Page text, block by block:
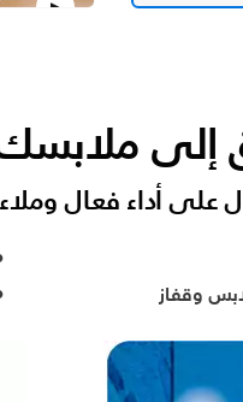
إلى ملابسك
أداء فعال
وقفاز